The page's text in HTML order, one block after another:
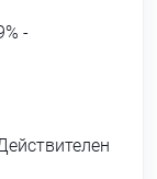
-